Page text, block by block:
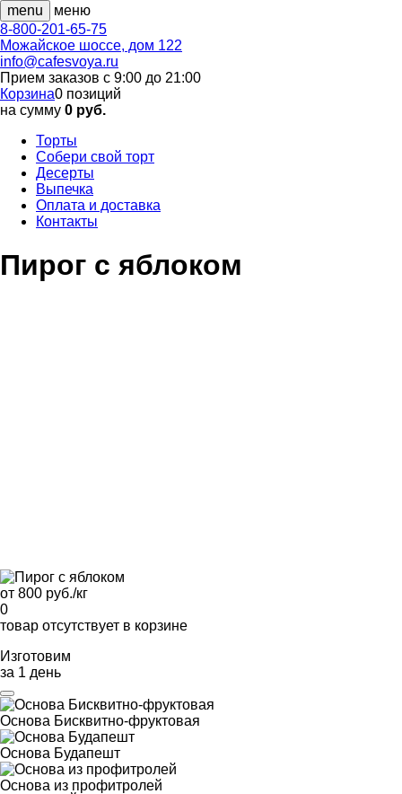
menu
меню
8-800-201-65-75
Можайское шоссе, дом 122
info@cafesvoya.ru
Прием заказов с 9:00 до 21:00
Корзина0 позиций
на сумму 0 руб.
Торты
Собери свой торт
Десерты
Выпечка
Оплата и доставка
Контакты
Пирог с яблоком
от 800 руб./кг
0
товар отсутствует в корзине
Изготовим
за 1 день
Основа Бисквитно-фруктовая
Основа Будапешт
Основа из профитролей